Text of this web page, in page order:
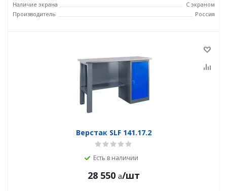
Наличие экрана
С экраном
Производитель
Россия
Верстак SLF 141.17.2
Есть в наличии
28 550 /шт